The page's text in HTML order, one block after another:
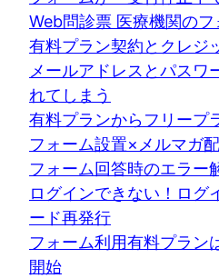
Web問診票 医療機関の
有料プラン契約とクレジ
メールアドレスとパスワ
れてしまう
有料プランからフリープ
フォーム設置×メルマガ
フォーム回答時のエラー
ログインできない！ログ
ード再発行
フォーム利用有料プラン
開始